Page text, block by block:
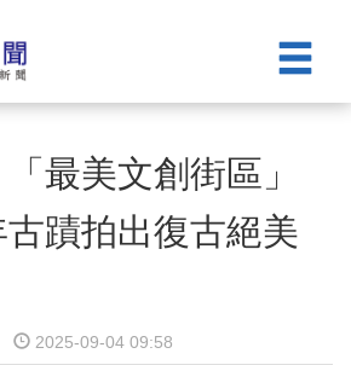
最美文創街區」
蹟拍出復古絕美
2025-09-04 09:58